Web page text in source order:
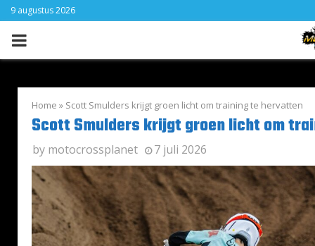
9 augustus 2026
PRIMARY
Home » Scott Smulders krijgt groen licht om training te hervatten
Scott Smulders krijgt groen licht om
by motocrossplanet 7 juli 2026